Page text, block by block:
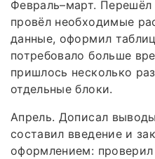
Февраль–март. Перешёл
провёл необходимые
данные, оформил
потребовало больше
пришлось несколько
отдельные блоки.
Апрель. Дописал
составил введение и
оформлением: проверил